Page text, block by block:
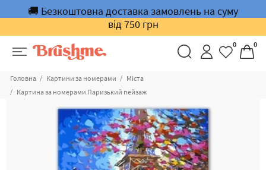
🚚 Безкоштовна доставка замовлень на суму
від 750 грн
0 0
Головна Картини за номерами
Міста
Картина за номерами Паризький пейзаж